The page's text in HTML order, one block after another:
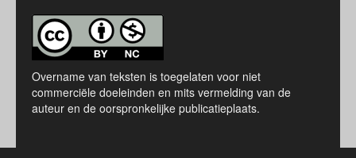
Overname van teksten is toegelaten voor niet
commerciële doeleinden en mits vermelding van de
auteur en de oorspronkelijke publicatieplaats.